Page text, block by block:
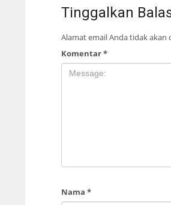
Tinggalkan
Alamat email Anda tidak akan
Komentar*
Nama *